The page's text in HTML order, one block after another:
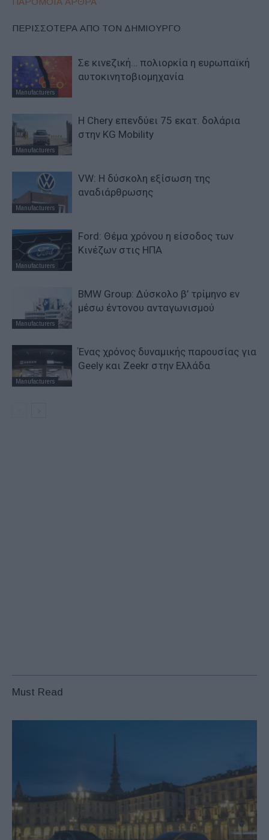
ΠΕΡΙΣΣΟΤΕΡΑ ΑΠΟ ΤΟΝ ΔΗΜΙΟΥΡΓΟ
Manufacturers
Σε κινεζική… πολιορκία η ευρωπαϊκή
αυτοκινητοβιομηχανία
Manufacturers
Η Chery επενδύει 75 εκατ. δολάρια
στην KG Mobility
Manufacturers
VW: Η δύσκολη εξίσωση της
αναδιάρθρωσης
Manufacturers
Ford: Θέμα χρόνου η είσοδος των
Κινέζων στις ΗΠΑ
Manufacturers
BMW Group: Δύσκολο β’ τρίμηνο εν
μέσω έντονου ανταγωνισμού
Manufacturers
Ένας χρόνος δυναμικής παρουσίας για
Geely και Zeekr στην Ελλάδα
Must Read